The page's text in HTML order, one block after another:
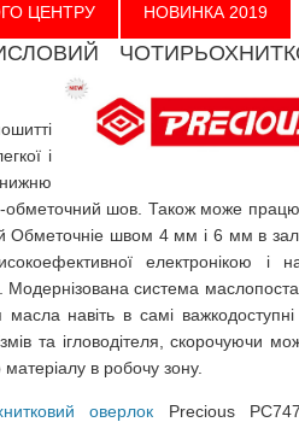
ЦЕНТРУ НОВИНКА 2019
і
обметочний шов. Також може
Обметочніе швом 4 мм і 6 мм в
електронікою і
Модернізована система
навіть в самі важкодоступні
та ігловодітеля, скорочуючи
в робочу зону.
оверлок Precious